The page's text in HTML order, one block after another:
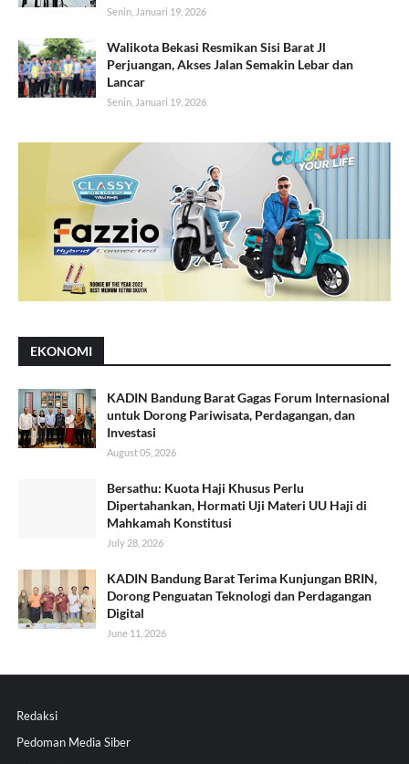
Senin, Januari 19, 2026
Walikota Bekasi Resmikan Sisi Barat Jl
Perjuangan, Akses Jalan Semakin Lebar dan
Lancar
Senin, Januari 19, 2026
EKONOMI
KADIN Bandung Barat Gagas Forum Internasional
untuk Dorong Pariwisata, Perdagangan, dan
Investasi
August 05, 2026
Bersathu: Kuota Haji Khusus Perlu
Dipertahankan, Hormati Uji Materi UU Haji di
Mahkamah Konstitusi
July 28, 2026
KADIN Bandung Barat Terima Kunjungan BRIN,
Dorong Penguatan Teknologi dan Perdagangan
Digital
June 11, 2026
Redaksi
Pedoman Media Siber